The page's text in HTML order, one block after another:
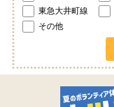
東急大井町線
その他